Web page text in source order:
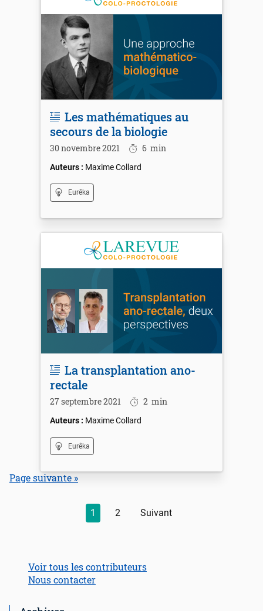
Les mathématiques au
secours de la biologie
30 novembre 2021 6 min
Maxime Collard
Eurêka
La transplantation ano-
rectale
27 septembre 2021 2 min
Maxime Collard
Eurêka
Page suivante »
1 2 Suivant
Voir tous les contributeurs
Nous contacter